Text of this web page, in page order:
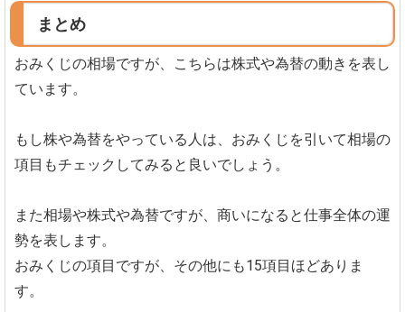
まとめ
おみくじの相場ですが、こちらは株式や為替の動きを表し
ています。
もし株や為替をやっている人は、おみくじを引いて相場の
項目もチェックしてみると良いでしょう。
また相場や株式や為替ですが、商いになると仕事全体の運
勢を表します。
おみくじの項目ですが、その他にも15項目ほどありま
す。